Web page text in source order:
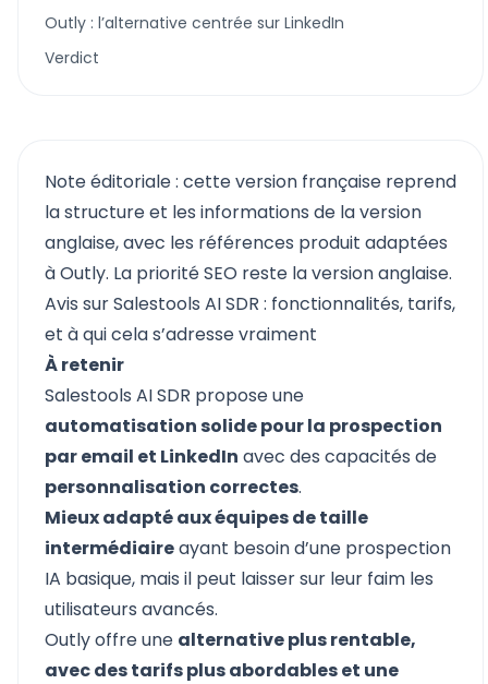
Outly : l’alternative centrée sur LinkedIn
Verdict
Note éditoriale : cette version française reprend
la structure et les informations de la version
anglaise, avec les références produit adaptées
à Outly. La priorité SEO reste la version anglaise.
Avis sur Salestools AI SDR : fonctionnalités, tarifs,
et à qui cela s’adresse vraiment
À retenir
Salestools AI SDR propose une
automatisation solide pour la prospection
par email et LinkedIn avec des capacités de
personnalisation correctes.
Mieux adapté aux équipes de taille
intermédiaireayant besoin d’une prospection
IA basique, mais il peut laisser sur leur faim les
utilisateurs avancés.
Outlyoffre une alternative plus rentable,
avec des tarifs plus abordables et une